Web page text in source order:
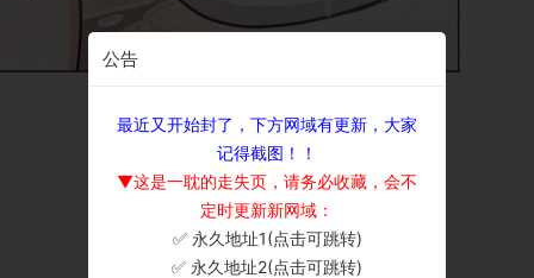
公告
最近又开始封了，下方网域有更新，大家
记得截图！！
▼这是一耽的走失页，请务必收藏，会不
定时更新新网域：
✅ 永久地址1(点击可跳转)
✅ 永久地址2(点击可跳转)